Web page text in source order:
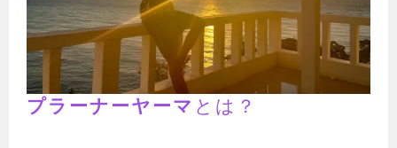
プラーナーヤーマ とは？